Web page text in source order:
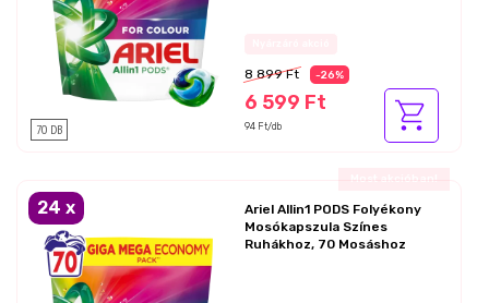
70 DB
8 899 Ft -26%
6 599 Ft
94 Ft/db
Ajándék akció!
24 x
Ariel Allin1 PODS Folyékony
Mosókapszula Színes
Ruhákhoz, 70 Mosáshoz